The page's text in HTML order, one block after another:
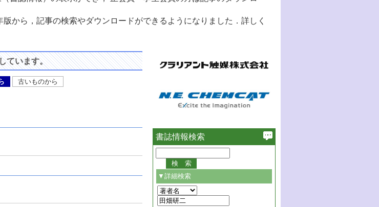
から，記事の検索やダウンロードができるようになりました．詳しく
ています。
古いものから
書誌情報検索
▼詳細検索